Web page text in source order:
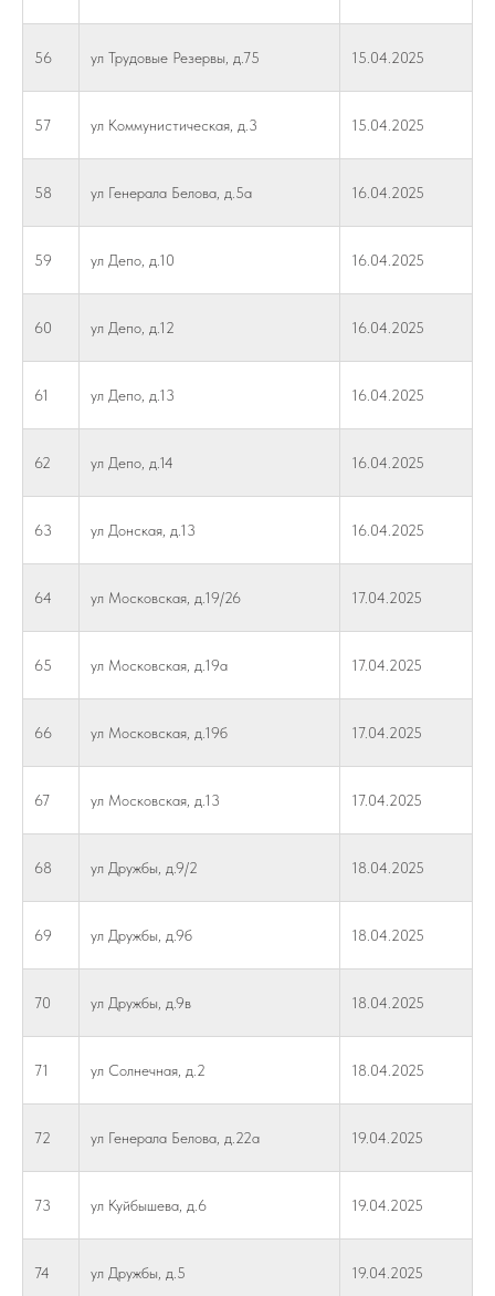
56 ул Трудовые Резервы, д.75 15.04.2025
57 ул Коммунистическая, д.3 15.04.2025
58 ул Генерала Белова, д.5а 16.04.2025
59 ул Депо, д.10 16.04.2025
60 ул Депо, д.12 16.04.2025
61 ул Депо, д.13 16.04.2025
62 ул Депо, д.14 16.04.2025
63 ул Донская, д.13 16.04.2025
64 ул Московская, д.19/26 17.04.2025
65 ул Московская, д.19а 17.04.2025
66 ул Московская, д.19б 17.04.2025
67 ул Московская, д.13 17.04.2025
68 ул Дружбы, д.9/2 18.04.2025
69 ул Дружбы, д.9б 18.04.2025
70 ул Дружбы, д.9в 18.04.2025
71 ул Солнечная, д.2 18.04.2025
72 ул Генерала Белова, д.22а 19.04.2025
73 ул Куйбышева, д.6 19.04.2025
74 ул Дружбы, д.5 19.04.2025